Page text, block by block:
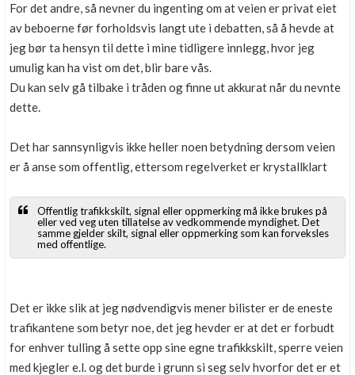
For det andre, så nevner du ingenting om at veien er privat eiet
av beboerne før forholdsvis langt ute i debatten, så å hevde at
jeg bør ta hensyn til dette i mine tidligere innlegg, hvor jeg
umulig kan ha vist om det, blir bare vås.
Du kan selv gå tilbake i tråden og finne ut akkurat når du nevnte
dette.
Det har sannsynligvis ikke heller noen betydning dersom veien
er å anse som offentlig, ettersom regelverket er krystallklart
Offentlig trafikkskilt, signal eller oppmerking må ikke brukes på
eller ved veg uten tillatelse av vedkommende myndighet. Det
samme gjelder skilt, signal eller oppmerking som kan forveksles
med offentlige.
Det er ikke slik at jeg nødvendigvis mener bilister er de eneste
trafikantene som betyr noe, det jeg hevder er at det er forbudt
for enhver tulling å sette opp sine egne trafikkskilt, sperre veien
med kjegler e.l. og det burde i grunn si seg selv hvorfor det er et